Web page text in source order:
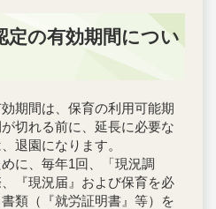
定の有効期間につい
期間は、保育の利用可能期
切れる前に、延長に必要な
退園になります。
に、毎年1回、「現況調
『現況届』および保育を必
類（『就労証明書』等）を